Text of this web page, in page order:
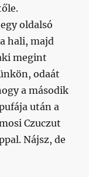
oldalsó
hali, majd
megint
odaát
a második
után a
Czuczut
Nájsz, de